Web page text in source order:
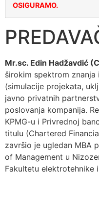
OSIGURAMO.
Mr.sc. Edin Hadžavdić
širokim spektrom
(simulacije projekata,
javno privatnih
poslovanja kompanija.
KPMG-u i Privrednoj
titulu (Chartered
završio je ugledan MBA
of Management u
Fakultetu elektrotehnike